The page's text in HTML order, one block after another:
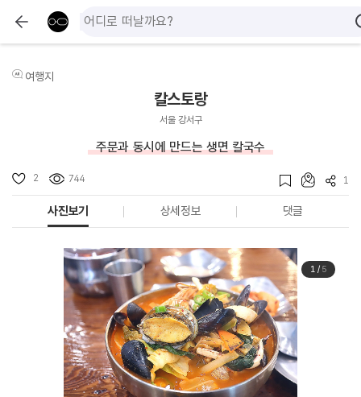
여행지
칼스토랑
서울 강서구
주문과 동시에 만드는 생면 칼국수
2 744 1
사진보기 상세정보 댓글
1/ 5